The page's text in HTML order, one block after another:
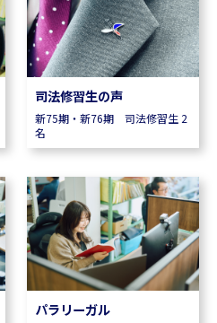
司法修習生の声
新75期・新76期 司法修習生 2
名
パラリーガル